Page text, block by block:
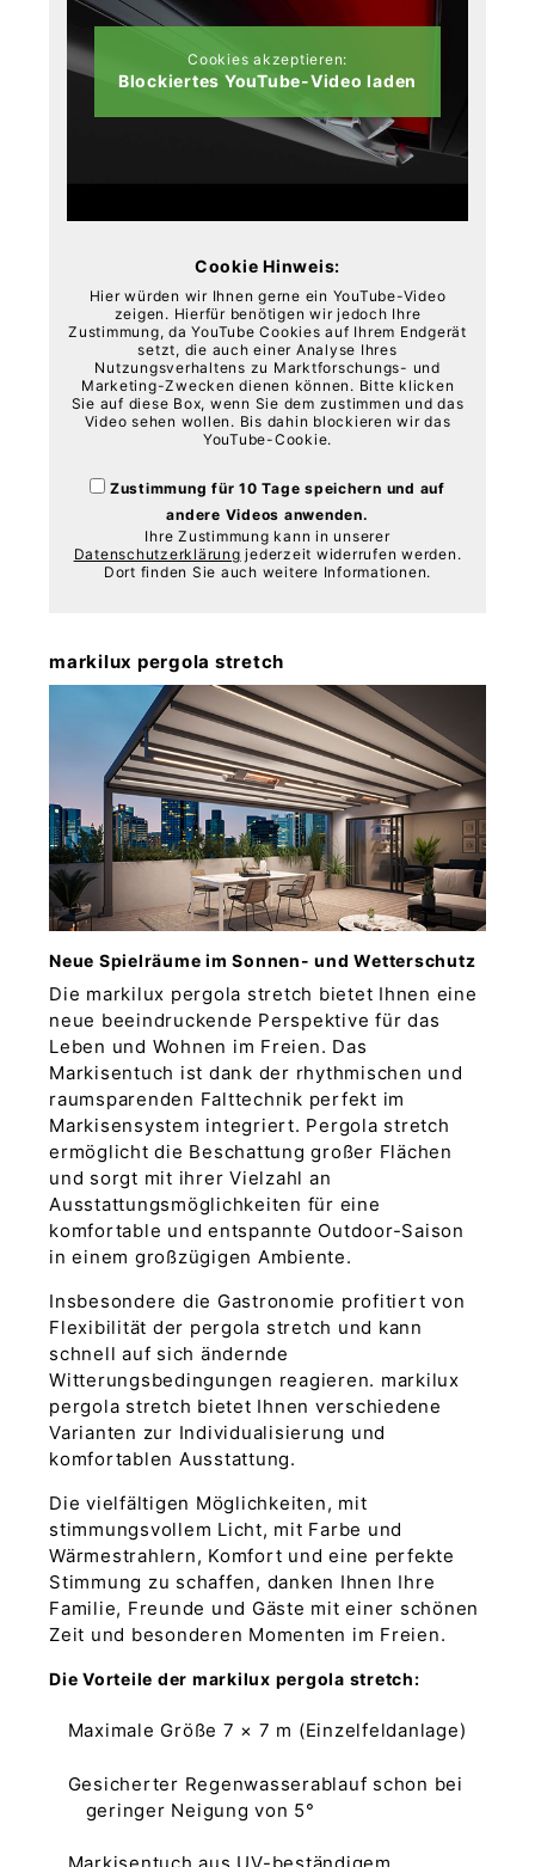
Cookies akzeptieren:
Blockiertes YouTube-Video laden
Cookie Hinweis:
Hier würden wir Ihnen gerne ein YouTube-Video
zeigen. Hierfür benötigen wir jedoch Ihre
Zustimmung, da YouTube Cookies auf Ihrem Endgerät
setzt, die auch einer Analyse Ihres
Nutzungsverhaltens zu Marktforschungs- und
Marketing-Zwecken dienen können. Bitte klicken
Sie auf diese Box, wenn Sie dem zustimmen und das
Video sehen wollen. Bis dahin blockieren wir das
YouTube-Cookie.
Zustimmung für 10 Tage speichern und auf
andere Videos anwenden.
Ihre Zustimmung kann in unserer
Datenschutzerklärung jederzeit widerrufen werden.
Dort finden Sie auch weitere Informationen.
markilux pergola stretch
Neue Spielräume im Sonnen- und Wetterschutz
Die markilux pergola stretch bietet Ihnen eine
neue beeindruckende Perspektive für das
Leben und Wohnen im Freien. Das
Markisentuch ist dank der rhythmischen und
raumsparenden Falttechnik perfekt im
Markisensystem integriert. Pergola stretch
ermöglicht die Beschattung großer Flächen
und sorgt mit ihrer Vielzahl an
Ausstattungsmöglichkeiten für eine
komfortable und entspannte Outdoor-Saison
in einem großzügigen Ambiente.
Insbesondere die Gastronomie profitiert von
Flexibilität der pergola stretch und kann
schnell auf sich ändernde
Witterungsbedingungen reagieren. markilux
pergola stretch bietet Ihnen verschiedene
Varianten zur Individualisierung und
komfortablen Ausstattung.
Die vielfältigen Möglichkeiten, mit
stimmungsvollem Licht, mit Farbe und
Wärmestrahlern, Komfort und eine perfekte
Stimmung zu schaffen, danken Ihnen Ihre
Familie, Freunde und Gäste mit einer schönen
Zeit und besonderen Momenten im Freien.
Die Vorteile der markilux pergola stretch:
Maximale Größe 7 × 7 m (Einzelfeldanlage)
Gesicherter Regenwasserablauf schon bei
geringer Neigung von 5°